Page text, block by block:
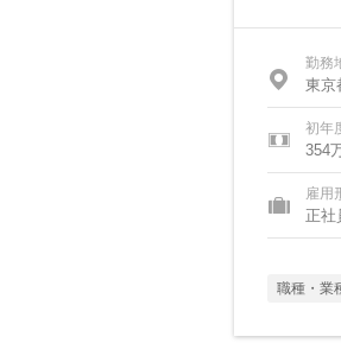
勤務
東京
初年
354
雇用
正社
職種・業